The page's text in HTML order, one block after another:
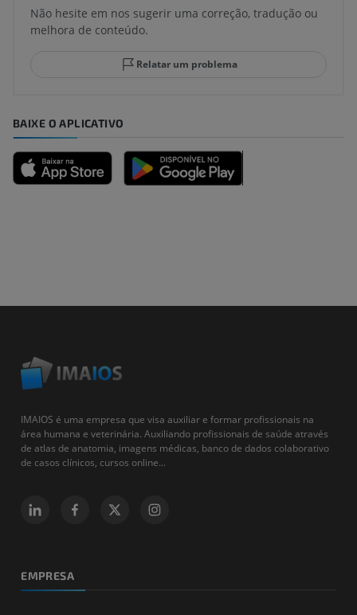
Não hesite em nos sugerir uma correção, tradução ou
melhora de conteúdo.
Relatar um problema
BAIXE O APLICATIVO
IMAIOS é uma empresa que visa auxiliar e formar profissionais na
área humana e veterinária. Auxiliando profissionais de saúde através
de atlas de anatomia, imagens médicas, banco de dados colaborativo
de casos clínicos, cursos online...
EMPRESA